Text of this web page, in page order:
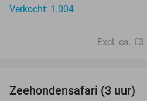
Verkocht: 1.004
Excl. ca.
Zeehondensafari (3 uur)